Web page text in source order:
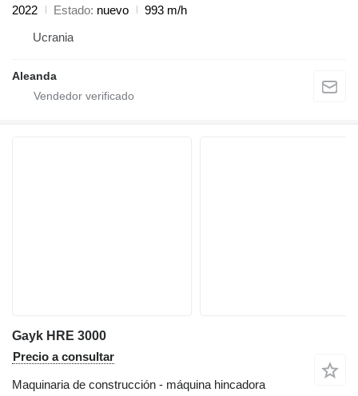
2022
Estado nuevo
993 m/h
Ucrania
Aleanda
Gayk HRE 3000
Precio a consultar
Maquinaria de construcción - máquina hincadora